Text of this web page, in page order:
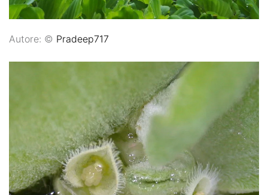
Autore: © Pradeep717